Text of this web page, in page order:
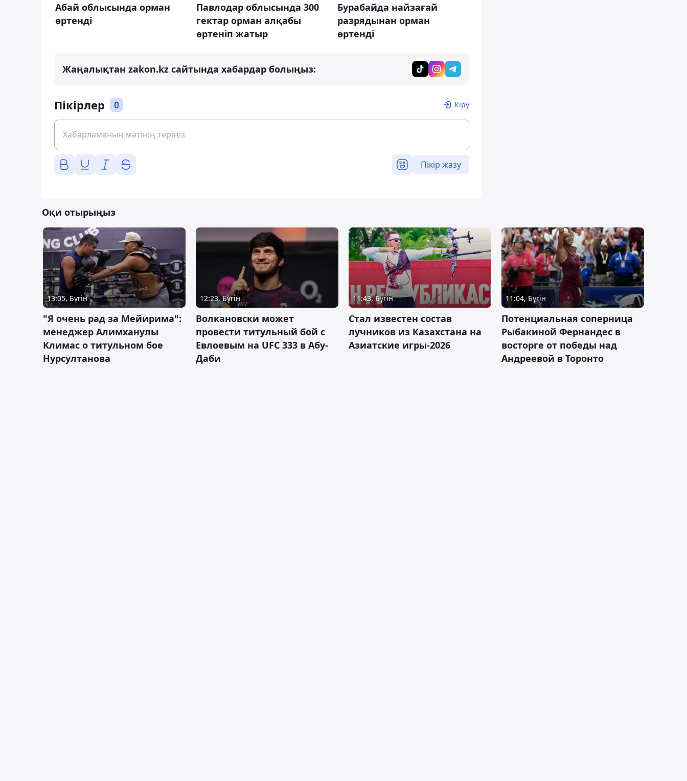
Абай облысында орман
өртенді
Павлодар облысында 300
гектар орман алқабы
өртеніп жатыр
Бурабайда найзағай
разрядынан орман
өртенді
Жаңалықтан zakon.kz сайтында хабардар болыңыз:
Пікірлер 0 Кіру
Пікір жазу
Оқи отырыңыз
13:05, Бүгін
"Я очень рад за Мейирима":
менеджер Алимханулы
Климас о титульном бое
Нурсултанова
12:23, Бүгін
Волкановски может
провести титульный бой с
Евлоевым на UFC 333 в Абу-
Даби
11:43, Бүгін
Стал известен состав
лучников из Казахстана на
Азиатские игры-2026
11:04, Бүгін
Потенциальная соперница
Рыбакиной Фернандес в
восторге от победы над
Андреевой в Торонто